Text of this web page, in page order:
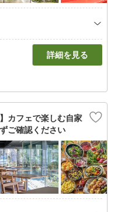
詳細を見る
カフェで楽しむ自家
ご確認ください